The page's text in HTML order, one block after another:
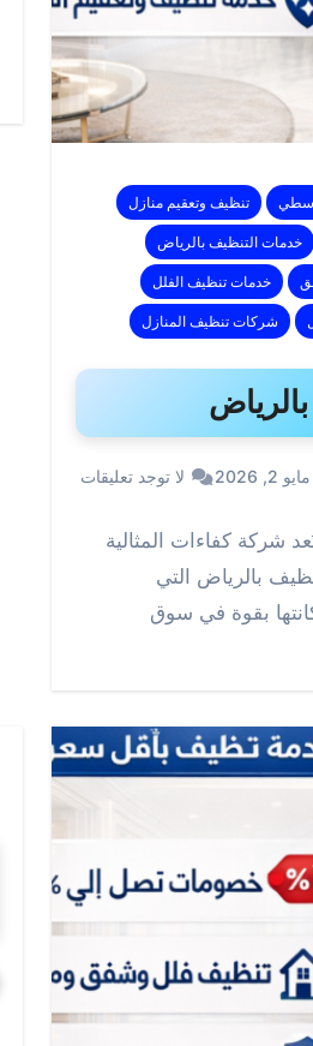
تنظيف وتعقيم منازل
خدمات التنظيف بالرياض
خدمات تنظيف الفلل
شركات تنظيف المنازل
مايو 2, 2026 لا توجد تعليقات
شركة كفاءات المثالية
بالرياض التي
بقوة في سوق